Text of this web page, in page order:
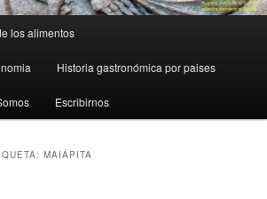
los alimentos
Historia gastronómica por paises
Escribirnos
MAIÁPITA